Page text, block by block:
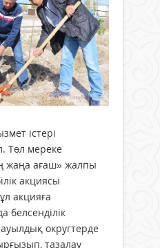
істері
Төл мереке
жаңа ағаш» жалпы
акциясы
акцияға
белсенділік
округтерде
тазалау